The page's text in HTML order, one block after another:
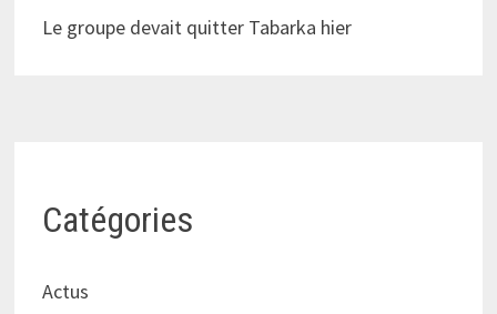
Le groupe devait quitter Tabarka hier
Catégories
Actus